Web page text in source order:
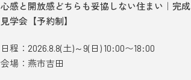
心感と開放感どちらも妥協しない住まい｜完成
見学会【予約制】
日程：2026.8.8(土)～9(日) 10:00〜18:00
会場：燕市吉田